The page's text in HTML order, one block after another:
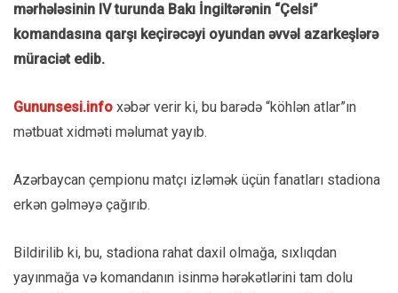
mərhələsinin IV turunda Bakı İngiltərənin “Çelsi”
komandasına qarşı keçirəcəyi oyundan əvvəl azarkeşlərə
müraciət edib.
Gununsesi.info xəbər verir ki, bu barədə “köhlən atlar”ın
mətbuat xidməti məlumat yayıb.
Azərbaycan çempionu matçı izləmək üçün fanatları stadiona
erkən gəlməyə çağırıb.
Bildirilib ki, bu, stadiona rahat daxil olmağa, sıxlıqdan
yayınmağa və komandanın isinmə hərəkətlərini tam dolu